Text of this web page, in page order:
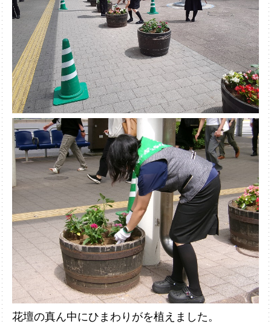
花壇の真ん中にひまわりがを植えました。